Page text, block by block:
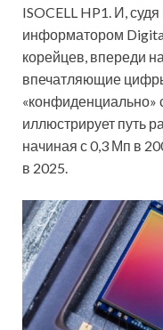
ISOCELL HP1. И,
информатором
корейцев, впереди
впечатляющие
«конфиденциально»
иллюстрирует путь
начиная с 0,3 Мп в
в 2025.